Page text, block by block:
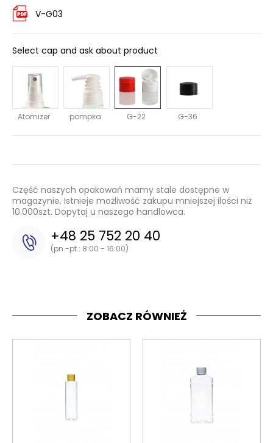
V-G03
Select cap and ask about product
Atomizer pompka G-22 G-36
Część naszych opakowań mamy stale dostępne w
magazynie. Istnieje możliwość zakupu mniejszej ilości niż
10.000szt. Dopytaj u naszego handlowca.
+48 25 752 20 40
(pn.-pt.: 8:00 - 16:00)
ZOBACZ RÓWNIEŻ